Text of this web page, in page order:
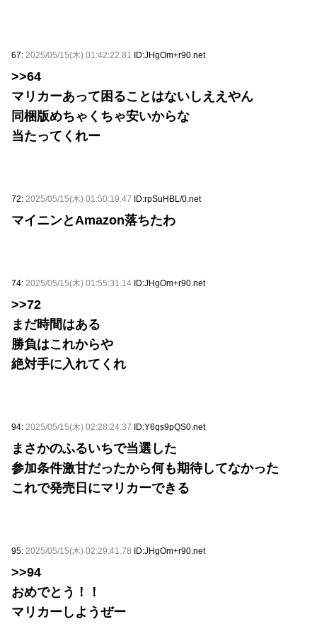
67: 2025/05/15(木) 01:42:22.81 ID:JHgOm+r90.net
>>64
マリカーあって困ることはないしええやん
同梱版めちゃくちゃ安いからな
当たってくれー
72: 2025/05/15(木) 01:50:19.47 ID:rpSuHBL/0.net
マイニンとAmazon落ちたわ
74: 2025/05/15(木) 01:55:31.14 ID:JHgOm+r90.net
>>72
まだ時間はある
勝負はこれからや
絶対手に入れてくれ
94: 2025/05/15(木) 02:28:24.37 ID:Y6qs9pQS0.net
まさかのふるいちで当選した
参加条件激甘だったから何も期待してなかった
これで発売日にマリカーできる
95: 2025/05/15(木) 02:29:41.78 ID:JHgOm+r90.net
>>94
おめでとう！！
マリカーしようぜー